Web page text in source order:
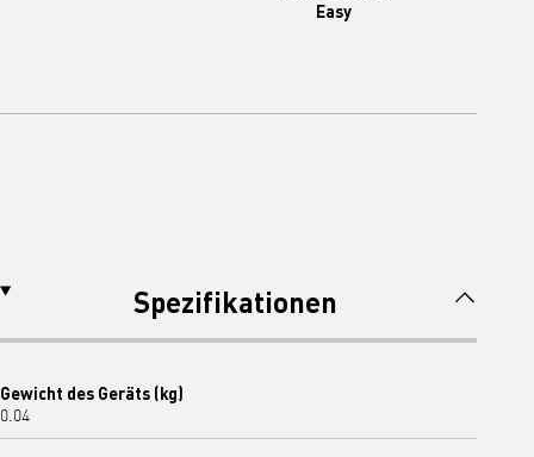
Easy
Spezifikationen
Gewicht des Geräts (kg)
0.04